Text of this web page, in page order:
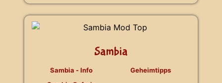
Sambia
Sambia - Info
Geheimtipps